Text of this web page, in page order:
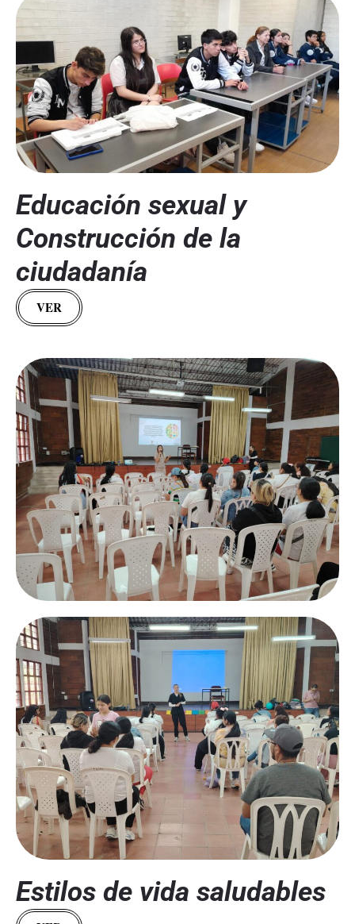
Educación sexual y
Construcción de la
ciudadanía
VER
Estilos de vida saludables